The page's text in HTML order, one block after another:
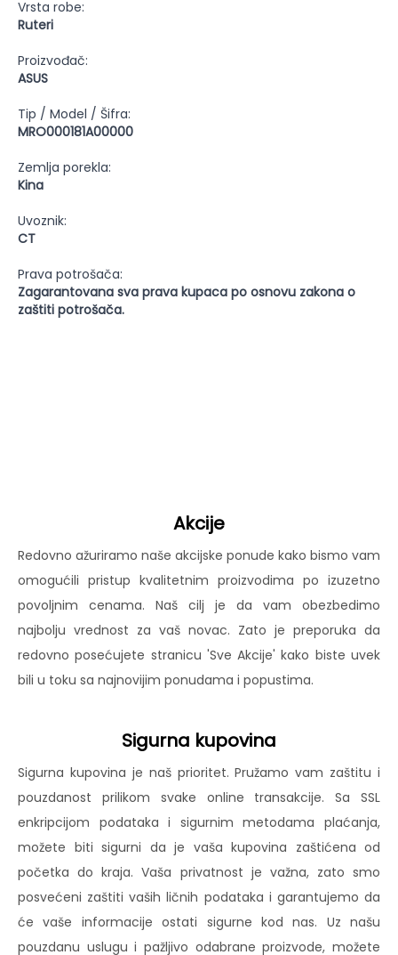
Vrsta robe:
Ruteri
Proizvođač:
ASUS
Tip / Model / Šifra:
MRO000181A00000
Zemlja porekla:
Kina
Uvoznik:
CT
Prava potrošača:
Zagarantovana sva prava kupaca po osnovu zakona o
zaštiti potrošača.
Akcije
Redovno ažuriramo naše akcijske ponude kako bismo vam
omogućili pristup kvalitetnim proizvodima po izuzetno
povoljnim cenama. Naš cilj je da vam obezbedimo
najbolju vrednost za vaš novac. Zato je preporuka da
redovno posećujete stranicu 'Sve Akcije' kako biste uvek
bili u toku sa najnovijim ponudama i popustima.
Sigurna kupovina
Sigurna kupovina je naš prioritet. Pružamo vam zaštitu i
pouzdanost prilikom svake online transakcije. Sa SSL
enkripcijom podataka i sigurnim metodama plaćanja,
možete biti sigurni da je vaša kupovina zaštićena od
početka do kraja. Vaša privatnost je važna, zato smo
posvećeni zaštiti vaših ličnih podataka i garantujemo da
će vaše informacije ostati sigurne kod nas. Uz našu
pouzdanu uslugu i pažljivo odabrane proizvode, možete